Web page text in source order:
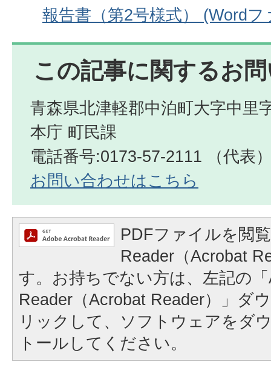
報告書（第2号様式） (Word
この記事に関するお
青森県北津軽郡中泊町大字中里
本庁 町民課
電話番号:0173-57-2111 （代表
お問い合わせはこちら
PDFファイルを閲
Reader（Acrobat
す。お持ちでない方は、左記の
Reader（Acrobat Reader）」ダ
リックして、ソフトウェアをダ
トールしてください。